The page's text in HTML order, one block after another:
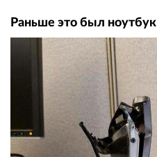
Раньше это был ноутбук